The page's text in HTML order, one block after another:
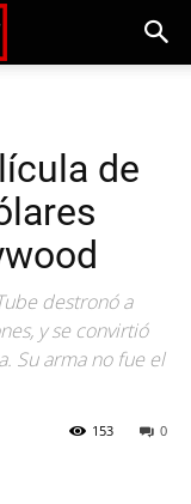
de
destronó a
y se convirtió
Su arma no fue el
0
153